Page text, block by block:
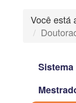
Você está